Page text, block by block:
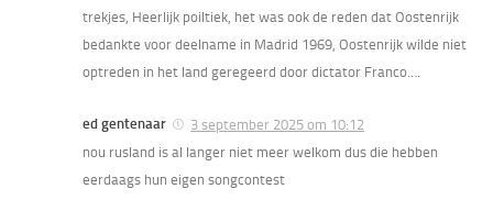
trekjes, Heerlijk poiltiek, het was ook de reden dat Oostenrijk
bedankte voor deelname in Madrid 1969, Oostenrijk wilde niet
optreden in het land geregeerd door dictator Franco….
ed gentenaar
3 september 2025 om 10:12
nou rusland is al langer niet meer welkom dus die hebben
eerdaags hun eigen songcontest